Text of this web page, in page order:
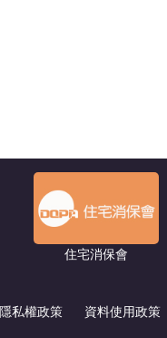
住宅消保會
隱私權政策 資料使用政策